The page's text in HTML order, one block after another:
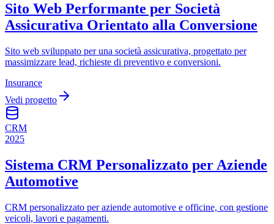
Sito Web Performante per Società
Assicurativa Orientato alla Conversione
Sito web sviluppato per una società assicurativa, progettato per
massimizzare lead, richieste di preventivo e conversioni.
Insurance
Vedi progetto
CRM
2025
Sistema CRM Personalizzato per Aziende
Automotive
CRM personalizzato per aziende automotive e officine, con gestione
veicoli, lavori e pagamenti.